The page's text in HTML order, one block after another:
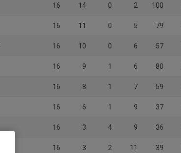
16 14 0 2 100
16 11 0 5 79
16 10 0 6 57
16 9 1 6 80
16 8 1 7 59
16 6 1 9 37
16 3 4 9 36
16 3 2 11 39